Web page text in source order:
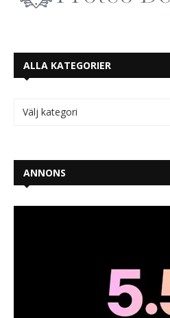
ALLA KATEGORIER
ANNONS